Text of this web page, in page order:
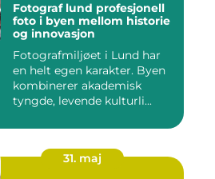
Fotograf lund profesjonell
foto i byen mellom historie
og innovasjon
Fotografmiljøet i Lund har
en helt egen karakter. Byen
kombinerer akademisk
tyngde, levende kulturli...
31. maj